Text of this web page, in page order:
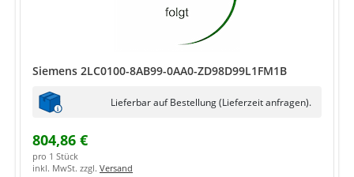
Siemens 2LC0100-8AB99-0AA0-ZD98D99L1FM1B
Lieferbar auf Bestellung (Lieferzeit anfragen).
804,86 €
pro 1 Stück
inkl. MwSt. zzgl. Versand